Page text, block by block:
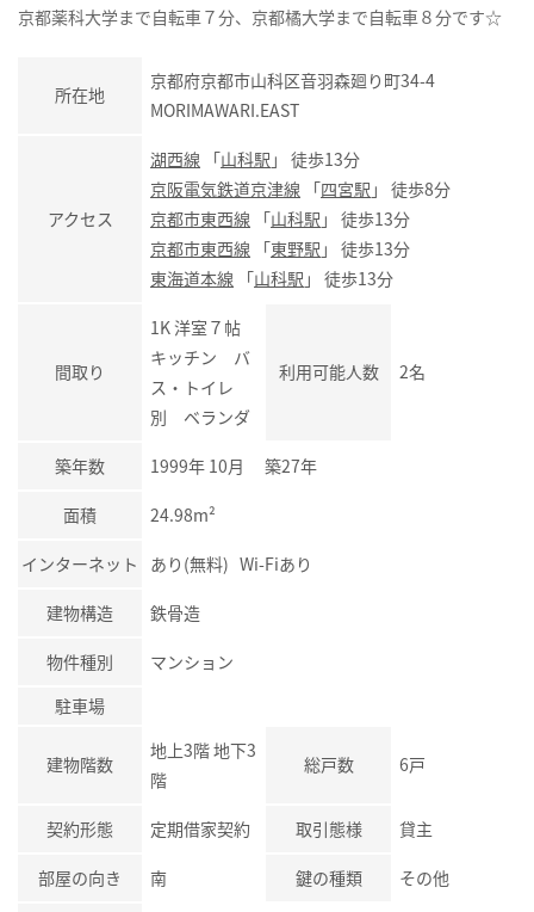
京都薬科大学まで自転車７分、京都橘大学まで自転車８分です☆
所在地
京都府京都市山科区音羽森廻り町34-4
MORIMAWARI.EAST
アクセス
湖西線 「山科駅 」 徒歩13分
京阪電気鉄道京津線 「四宮駅 」 徒歩8分
京都市東西線 「山科駅 」 徒歩13分
京都市東西線 「東野駅 」 徒歩13分
東海道本線 「山科駅 」 徒歩13分
間取り
1K 洋室７帖
キッチン バ
ス・トイレ
別 ベランダ
利用可能人数 2名
築年数 1999年 10月 築27年
面積 24.98m²
インターネット あり(無料) Wi-Fiあり
建物構造 鉄骨造
物件種別
マンション
駐車場
建物階数
地上3階 地下3
階
総戸数 6戸
契約形態 定期借家契約 取引態様 貸主
部屋の向き 南 鍵の種類 その他